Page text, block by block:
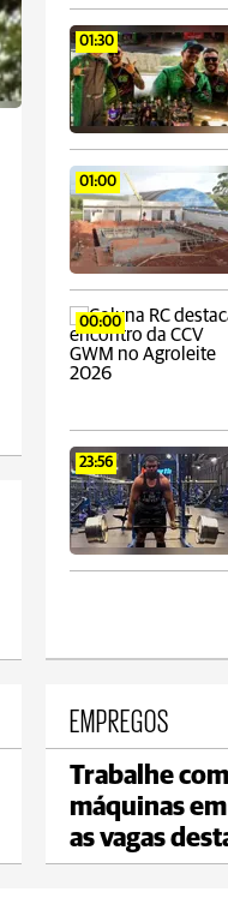
01:30
01:00
00:00
23:56
EMPREGOS
Trabalhe
máquinas
as vagas